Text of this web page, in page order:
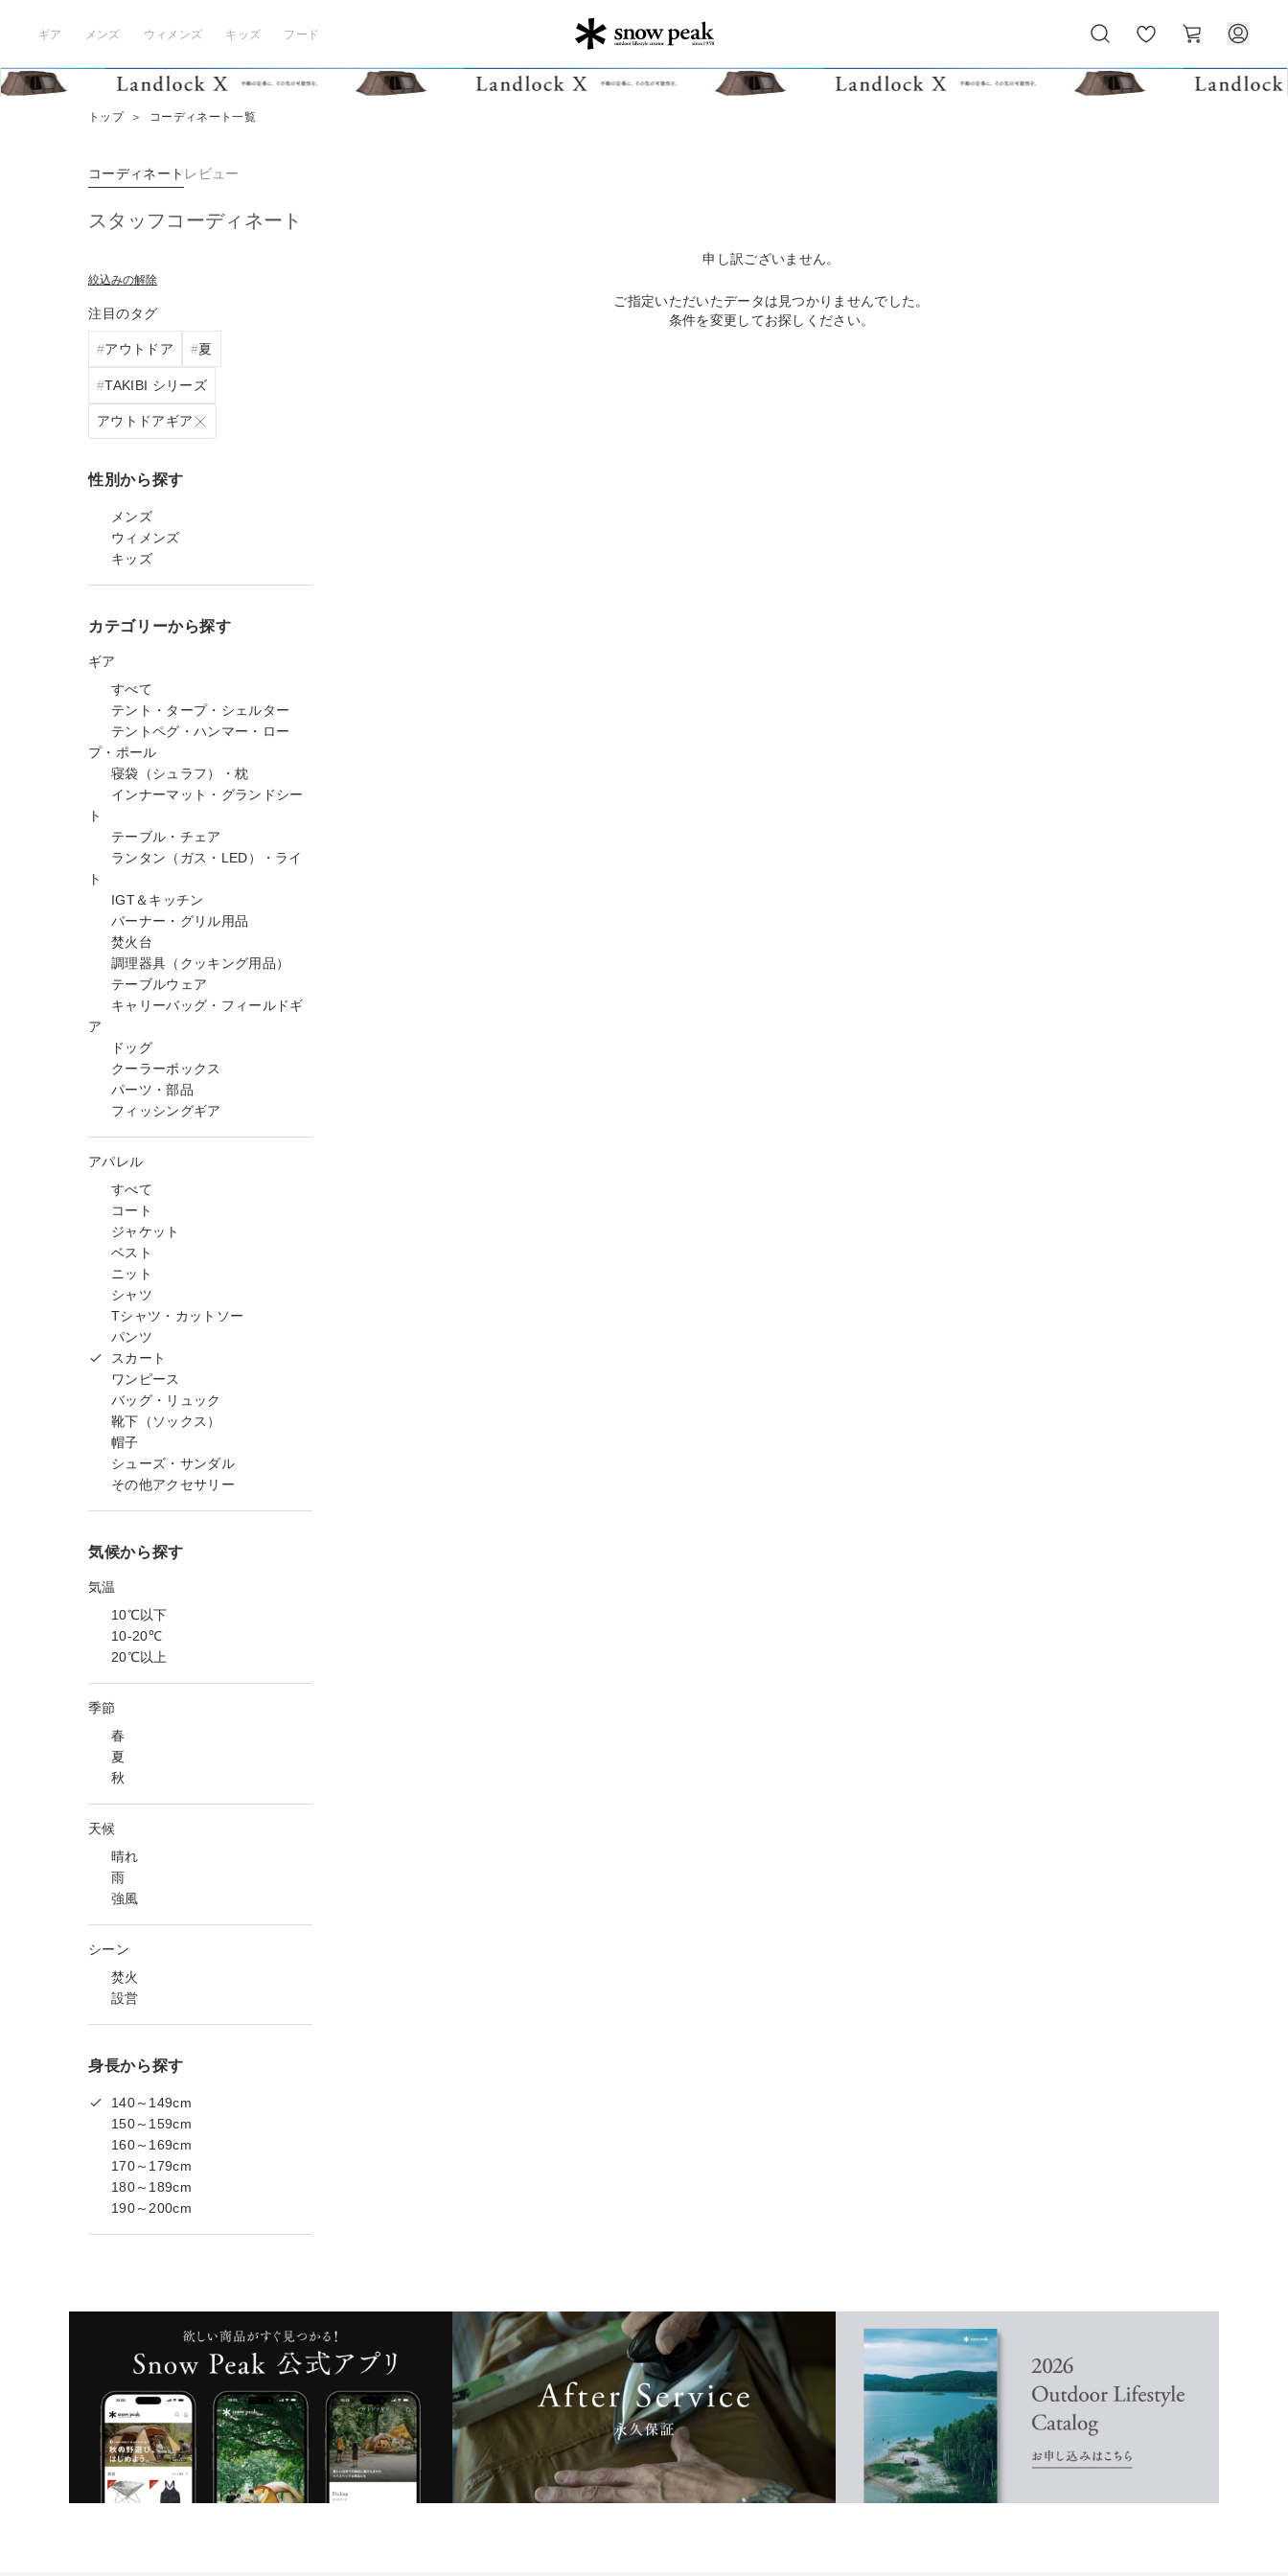
ギア メンズ ウィメンズ キッズ フード
気
に
ー
ト
トップ ＞ コーディネート一覧
コーディネート レビュー
スタッフコーディネート
絞込みの解除
注目のタグ
アウトドア 夏
TAKIBI シリーズ
アウトドアギア
性別から探す
メンズ
ウィメンズ
キッズ
カテゴリーから探す
ギア
すべて
テント・タープ・シェルター
テントペグ・ハンマー・ロー
プ・ポール
寝袋（シュラフ）・枕
インナーマット・グランドシー
ト
テーブル・チェア
ランタン（ガス・LED）・ライ
ト
IGT＆キッチン
バーナー・グリル用品
焚火台
調理器具（クッキング用品）
テーブルウェア
キャリーバッグ・フィールドギ
ア
ドッグ
クーラーボックス
パーツ・部品
フィッシングギア
アパレル
すべて
コート
ジャケット
ベスト
ニット
シャツ
Tシャツ・カットソー
パンツ
スカート
ワンピース
バッグ・リュック
靴下（ソックス）
帽子
シューズ・サンダル
その他アクセサリー
気候から探す
気温
10℃以下
10-20℃
20℃以上
季節
春
夏
秋
天候
晴れ
雨
強風
シーン
焚火
設営
身長から探す
140～149cm
150～159cm
160～169cm
170～179cm
180～189cm
190～200cm
申し訳ございません。
ご指定いただいたデータは見つかりませんでした。
条件を変更してお探しください。